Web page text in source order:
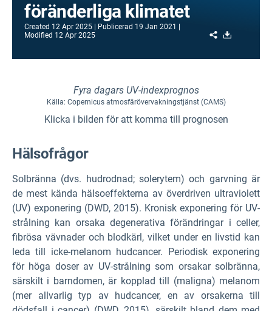
föränderliga klimatet
Created 12 Apr 2025 Publicerad 19 Jan 2021
Modified 12 Apr 2025 Share
Fyra dagars UV-indexprognos
Källa: Copernicus atmosfärövervakningstjänst (CAMS)
Klicka i bilden för att komma till prognosen
Hälsofrågor
Solbränna (dvs. hudrodnad; solerytem) och garvning är
de mest kända hälsoeffekterna av överdriven ultraviolett
(UV) exponering (DWD, 2015). Kronisk exponering för UV-
strålning kan orsaka degenerativa förändringar i celler,
fibrösa vävnader och blodkärl, vilket under en livstid kan
leda till icke-melanom hudcancer. Periodisk exponering
för höga doser av UV-strålning som orsakar solbränna,
särskilt i barndomen, är kopplad till (maligna) melanom
(mer allvarlig typ av hudcancer, en av orsakerna till